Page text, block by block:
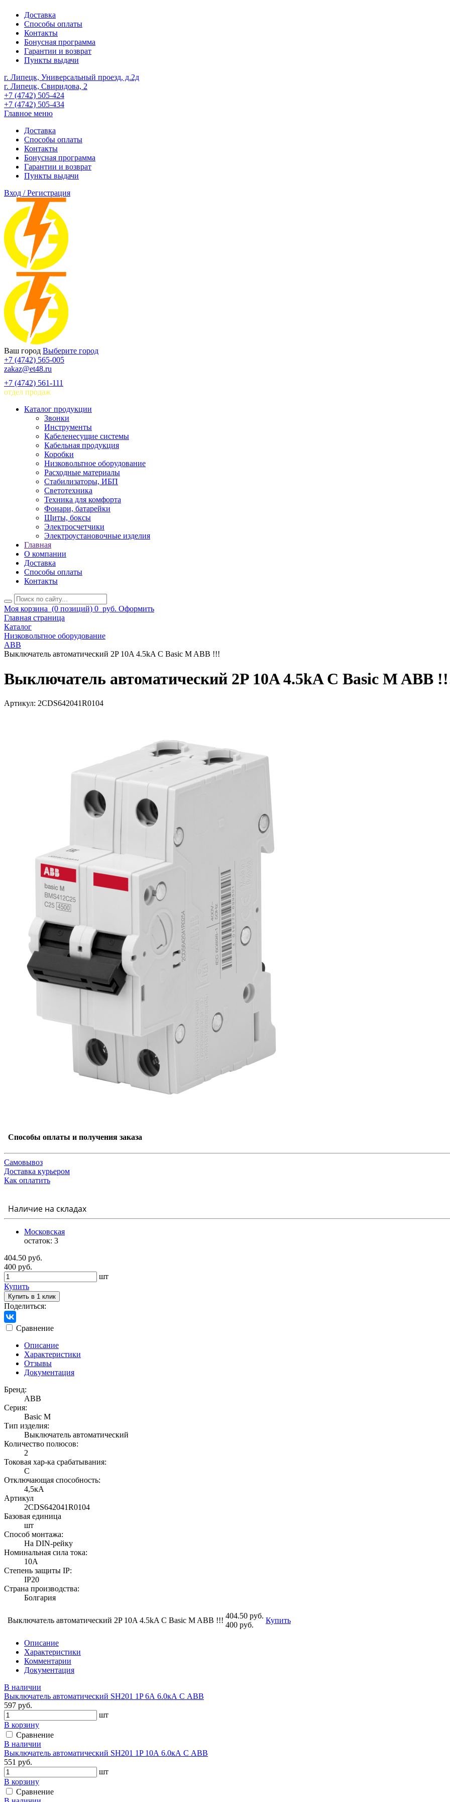
Доставка
Способы оплаты
Контакты
Бонусная программа
Гарантии и возврат
Пункты выдачи
г. Липецк, Универсальный проезд, д.2д
г. Липецк, Свиридова, 2
+7 (4742) 505-424
+7 (4742) 505-434
Главное меню
Доставка
Способы оплаты
Контакты
Бонусная программа
Гарантии и возврат
Пункты выдачи
Вход / Регистрация
Ваш город Выберите город
+7 (4742) 565-005
zakaz@et48.ru
+7 (4742) 561-111
отдел продаж
Каталог продукции
Звонки
Инструменты
Кабеленесущие системы
Кабельная продукция
Коробки
Низковольтное оборудование
Расходные материалы
Стабилизаторы, ИБП
Светотехника
Техника для комфорта
Фонари, батарейки
Щиты, боксы
Электросчетчики
Электроустановочные изделия
Главная
О компании
Доставка
Способы оплаты
Контакты
Моя корзина (0 позиций) 0 руб. Оформить
Главная страница
Каталог
Низковольтное оборудование
ABB
Выключатель автоматический 2P 10A 4.5kA C Basic M ABB !!!
Выключатель автоматический 2P 10A 4.5kA C Basic M ABB
Артикул: 2CDS642041R0104
Способы оплаты и получения заказа
Самовывоз
Доставка курьером
Как оплатить
Наличие на складах
Московская
остаток: 3
404.50 руб.
400 руб.
шт
Купить
Купить в 1 клик
Поделиться:
Сравнение
Описание
Характеристики
Отзывы
Документация
Бренд:
ABB
Серия:
Basic M
Тип изделия:
Выключатель автоматический
Количество полюсов:
2
Токовая хар-ка срабатывания:
C
Отключающая способность:
4,5кА
Артикул
2CDS642041R0104
Базовая единица
шт
Способ монтажа:
На DIN-рейку
Номинальная сила тока:
10А
Степень защиты IP:
IP20
Страна производства:
Болгария
Выключатель автоматический 2P 10A 4.5kA C Basic M ABB !!!
404.50 руб.
400 руб.
Купить
Описание
Характеристики
Комментарии
Документация
В наличии
Выключатель автоматический SH201 1P 6А 6.0кА С АВВ
597 руб.
шт
В корзину
Сравнение
В наличии
Выключатель автоматический SH201 1P 10А 6.0кА С АВВ
551 руб.
шт
В корзину
Сравнение